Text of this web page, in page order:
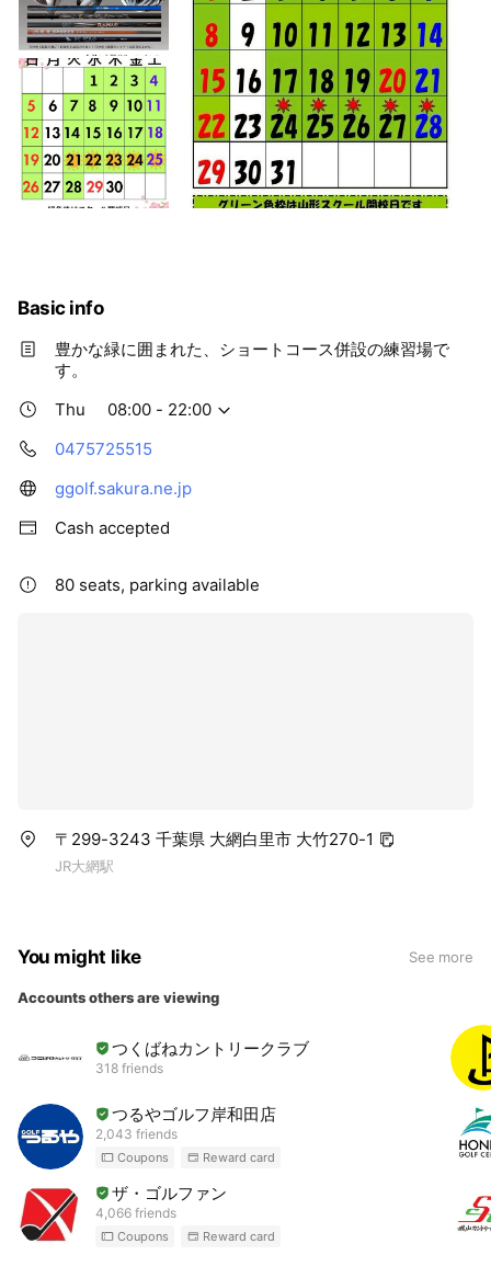
Basic info
豊かな緑に囲まれた、ショートコース併設の練習場で
す。
Thu
08:00 - 22:00
0475725515
ggolf.sakura.ne.jp
Cash accepted
80 seats, parking available
〒299-3243 千葉県 大網白里市 大竹270-1
JR大網駅
You might like See more
Accounts others are viewing
つくばねカントリークラブ
318 friends
つるやゴルフ岸和田店
2,043 friends
Coupons Reward card
ザ・ゴルファン
4,066 friends
Coupons Reward card